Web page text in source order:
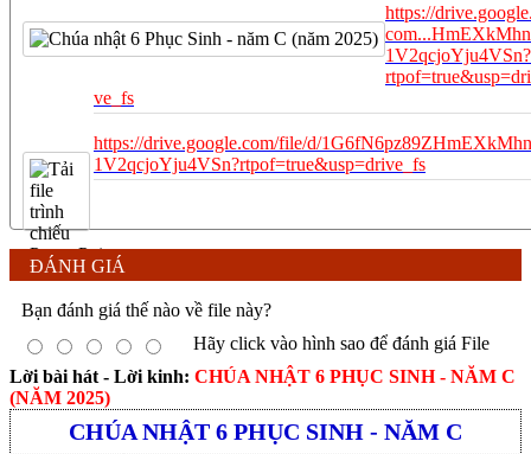
https://
com...HmEXkMhn
1V2qcjoYju4VSn?
rtpof=true&usp=dri
ve_fs
https://drive.google.com/file/d/1G6fN6pz89ZHmEXkMhn
1V2qcjoYju4VSn?rtpof=true&usp=drive_fs
ĐÁNH GIÁ
Bạn đánh giá thế nào về file này?
Hãy click vào hình sao để đánh giá File
Lời bài hát - Lời kinh: CHÚA NHẬT 6 PHỤC SINH - NĂM C
(NĂM 2025)
CHÚA NHẬT 6 PHỤC SINH - NĂM C